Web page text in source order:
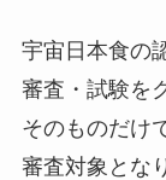
宇宙日本食の
審査・試験を
そのものだけ
審査対象とな